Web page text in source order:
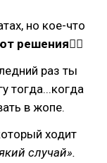
но кое-что
решения☝🏻
раз ты
тогда...когда
в жопе.
ходит
случай».